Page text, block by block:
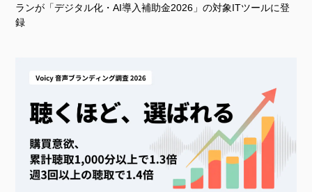
ランが「デジタル化・AI導入補助金2026」の対象ITツールに登
録